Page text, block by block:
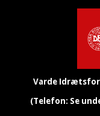
Varde
(Telefon: Se